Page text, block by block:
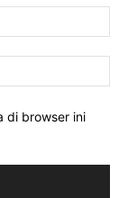
di browser ini